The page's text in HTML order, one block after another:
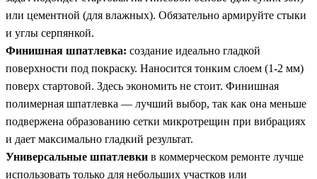
или цементной (для влажных). Обязательно армируйте стыки
и углы серпянкой.
Финишная шпатлевка: создание идеально гладкой
поверхности под покраску. Наносится тонким слоем (1-2 мм)
поверх стартовой. Здесь экономить не стоит. Финишная
полимерная шпатлевка — лучший выбор, так как она меньше
подвержена образованию сетки микротрещин при вибрациях
и дает максимально гладкий результат.
Универсальные шпатлевки в коммерческом ремонте лучше
использовать только для небольших участков или